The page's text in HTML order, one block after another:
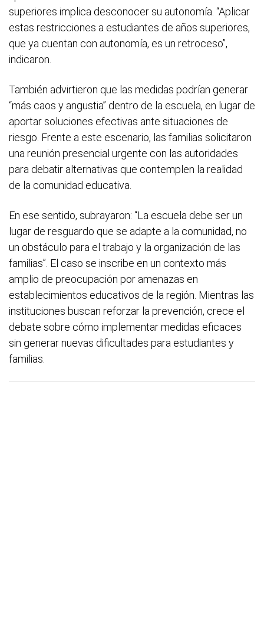
superiores implica desconocer su autonomía. “Aplicar
estas restricciones a estudiantes de años superiores,
que ya cuentan con autonomía, es un retroceso”,
indicaron.
También advirtieron que las medidas podrían generar
“más caos y angustia” dentro de la escuela, en lugar de
aportar soluciones efectivas ante situaciones de
riesgo. Frente a este escenario, las familias solicitaron
una reunión presencial urgente con las autoridades
para debatir alternativas que contemplen la realidad
de la comunidad educativa.
En ese sentido, subrayaron: “La escuela debe ser un
lugar de resguardo que se adapte a la comunidad, no
un obstáculo para el trabajo y la organización de las
familias”. El caso se inscribe en un contexto más
amplio de preocupación por amenazas en
establecimientos educativos de la región. Mientras las
instituciones buscan reforzar la prevención, crece el
debate sobre cómo implementar medidas eficaces
sin generar nuevas dificultades para estudiantes y
familias.